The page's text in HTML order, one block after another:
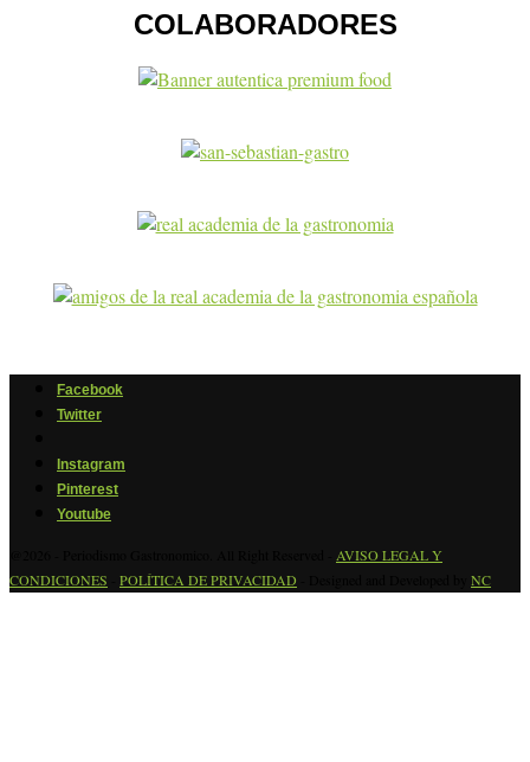
COLABORADORES
Facebook
Twitter
Instagram
Pinterest
Youtube
AVISO LEGAL Y
CONDICIONES
POLÍTICA DE PRIVACIDAD NC